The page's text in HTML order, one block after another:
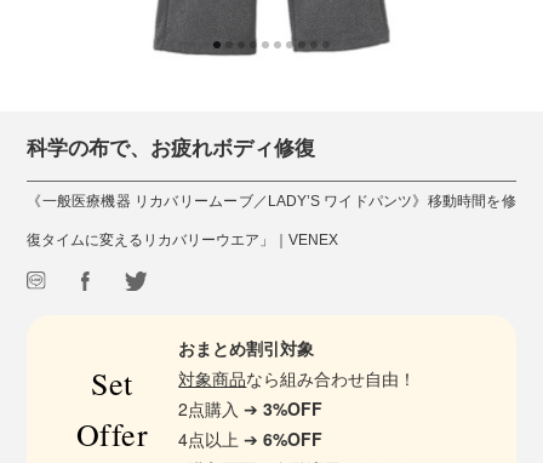
科学の布で、お疲れボディ修復
《一般医療機器 リカバリームーブ／LADY’S ワイドパンツ》移動時間を修
復タイムに変えるリカバリーウエア」｜VENEX
Set
Offer
おまとめ割引対象
対象商品なら組み合わせ自由！
2点購入 ➔3%OFF
4点以上 ➔6%OFF